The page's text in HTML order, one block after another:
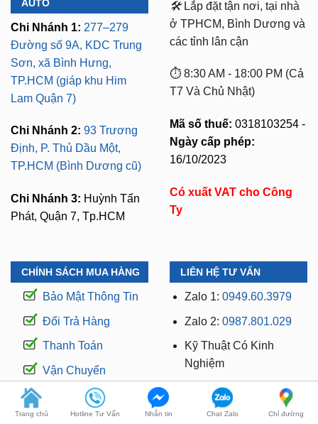
AUTO
Chi Nhánh 1: 277–279
Đường số 9A, KDC Trung
Sơn, xã Bình Hưng,
TP.HCM (giáp khu Him
Lam Quận 7)
Chi Nhánh 2: 93 Trương
Định, P. Thủ Dầu Một,
TP.HCM (Bình Dương cũ)
Chi Nhánh 3: Huỳnh Tấn
Phát, Quận 7, Tp.HCM
🛠️ Lắp đặt tận nơi, tại nhà
ở TPHCM, Bình Dương và
các tỉnh lân cận
⏱️ 8:30 AM - 18:00 PM (Cả
T7 Và Chủ Nhật)
Mã số thuế: 0318103254 -
Ngày cấp phép:
16/10/2023
Có xuất VAT cho Công
Ty
CHÍNH SÁCH MUA HÀNG
Bảo Mật Thông Tin
Đổi Trả Hàng
Thanh Toán
Vận Chuyển
Bảo hành
LIÊN HỆ TƯ VẤN
Zalo 1: 0949.60.3979
Zalo 2: 0987.801.029
Kỹ Thuật Có Kinh
Nghiệm
Hỗ Trợ: 24/7
Trang chủ Hotline Tư Vấn Nhắn tin Chat Zalo Chỉ đường